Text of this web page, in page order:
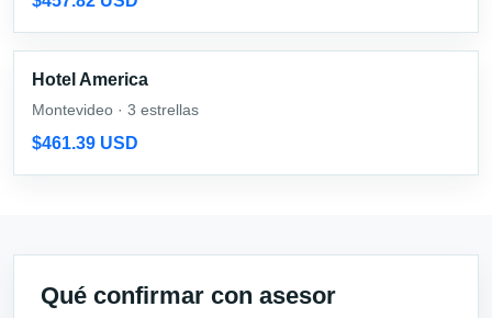
Hotel America
Montevideo · 3 estrellas
$461.39 USD
Qué confirmar con asesor